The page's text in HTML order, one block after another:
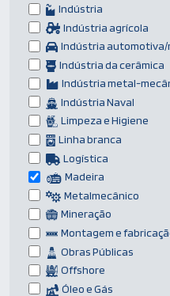
Indústria
Indústria agrícola
Indústria
Indústria da cerâmica
Indústria metal-
Indústria Naval
Limpeza e Higiene
Linha branca
Logística
Madeira
Metalmecânico
Mineração
Montagem e
Obras Públicas
Offshore
Óleo e Gás